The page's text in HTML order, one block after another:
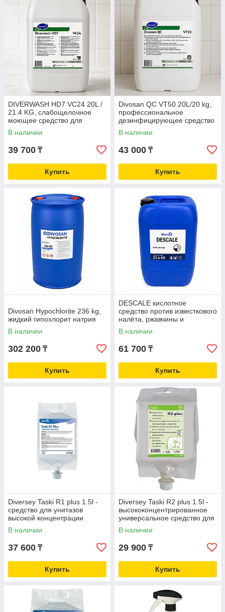
DIVERWASH HD7 VC24 20L /
21.4 KG, слабощелочное
моющее средство для
пищевого оборудования
В наличии
39 700 ₸
Купить
Divosan QC VT50 20L/20 kg,
профессиональное
дезинфицирующее средство
В наличии
43 000 ₸
Купить
Divosan Hypochlorite 236 kg,
жидкий гипохлорит натрия
В наличии
302 200 ₸
Купить
DESCALE кислотное
средство против известкового
налёта, ржавчины и
минеральных отложений,
23.6 KG
В наличии
61 700 ₸
Купить
Diversey Taski R1 plus 1.5l -
средство для унитазов
высокой концентрации
В наличии
37 600 ₸
Купить
Diversey Taski R2 plus 1.5l -
высококонцентрированное
универсальное средство для
твердых поверхностей
В наличии
29 900 ₸
Купить